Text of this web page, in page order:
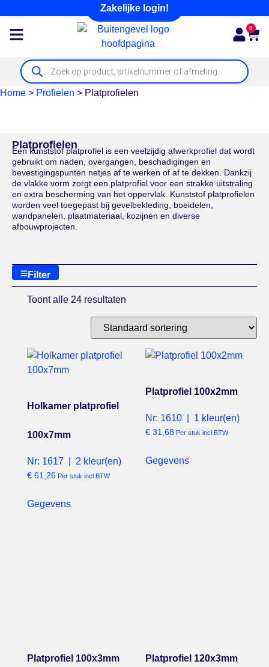
Zakelijke login!
0
Home > Profielen > Platprofielen
Platprofielen
Een kunststof platprofiel is een veelzijdig afwerkprofiel dat wordt
gebruikt om naden, overgangen, beschadigingen en
bevestigingspunten netjes af te werken of af te dekken. Dankzij
de vlakke vorm zorgt een platprofiel voor een strakke uitstraling
en extra bescherming van het oppervlak. Kunststof platprofielen
worden veel toegepast bij gevelbekleding, boeidelen,
wandpanelen, plaatmateriaal, kozijnen en diverse
afbouwprojecten.
Filter
Toont alle 24 resultaten
Holkamer platprofiel
100x7mm
Nr: 1617 | 2 kleur(en)
€ 61,26 Per stuk incl BTW
Gegevens
Platprofiel 100x2mm
Nr: 1610 | 1 kleur(en)
€31,68Per stuk incl BTW
Gegevens
Platprofiel 100x3mm Platprofiel 120x3mm